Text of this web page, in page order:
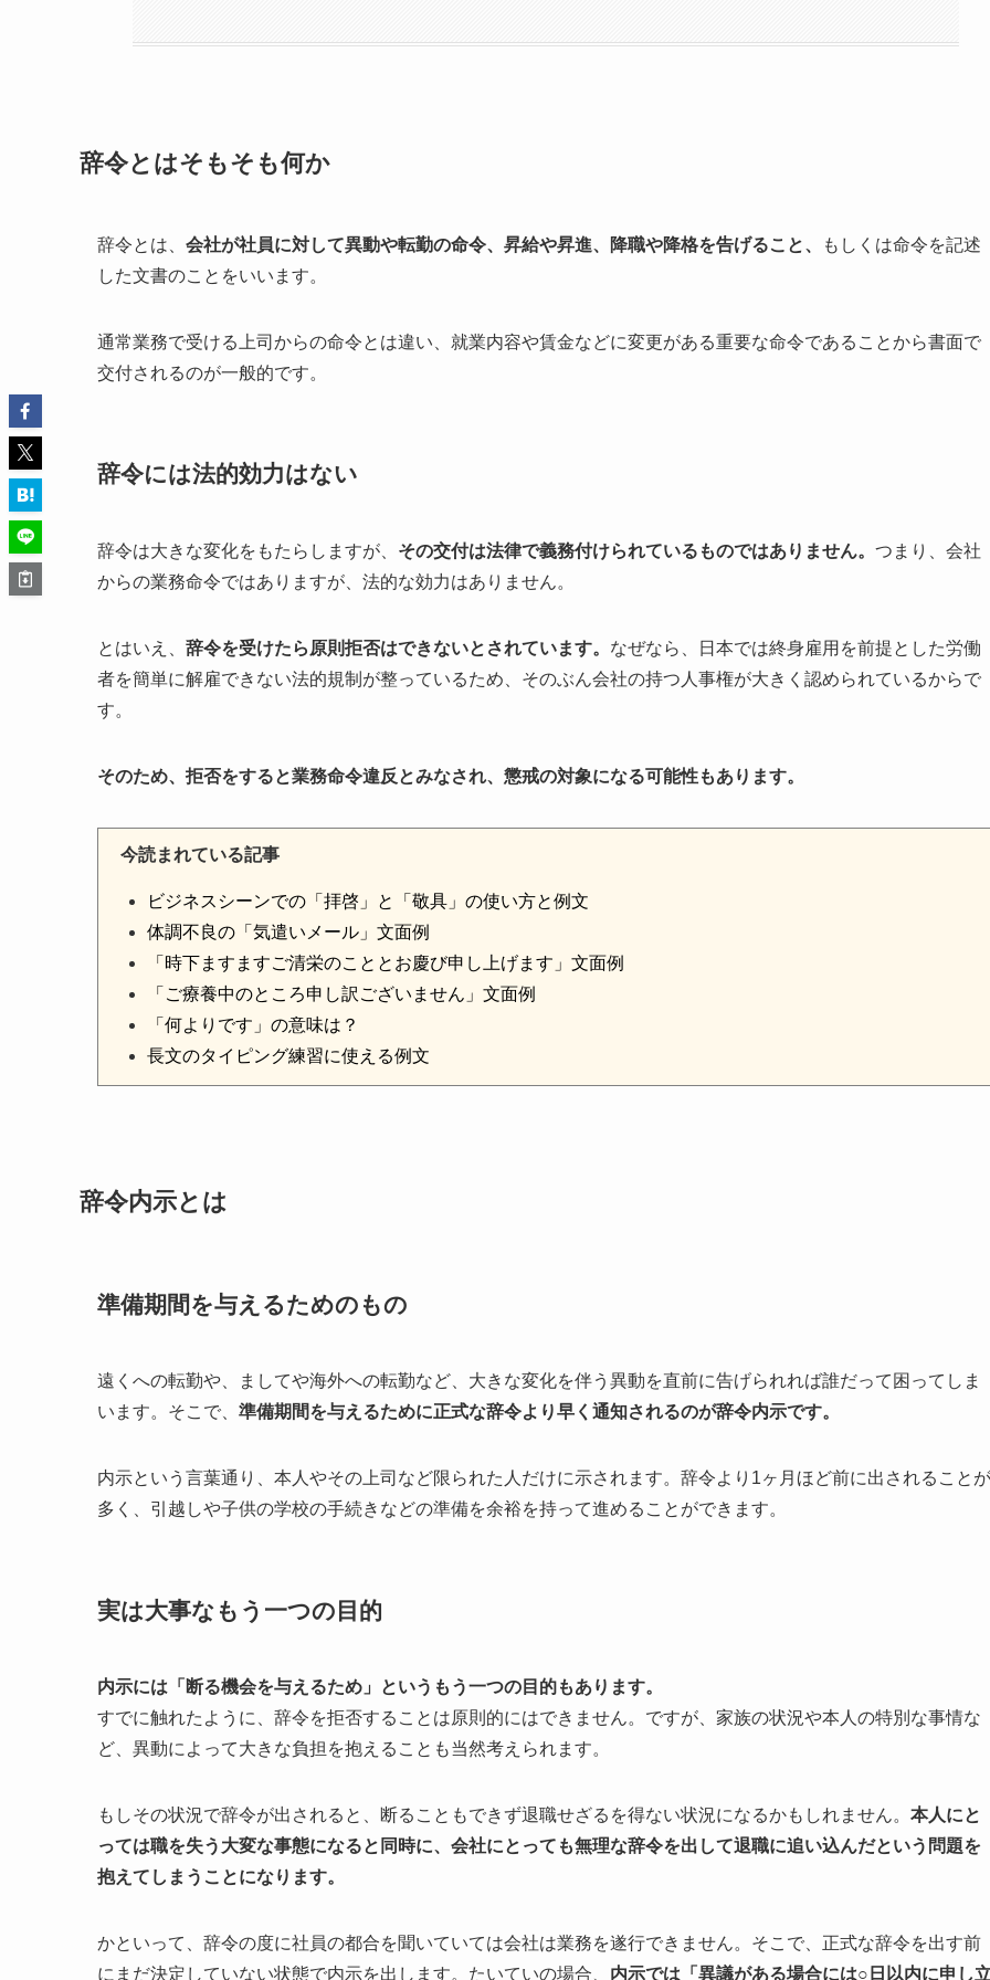
辞令とはそもそも何か
辞令とは、 会社が社員に対して異動や転勤の命令、昇給や昇進、降職や降格を告げること、
もしくは命令を記述
した文書のことをいいます。
通常業務で受ける上司からの命令とは違い、就業内容や賃金などに変更がある重要な命令であることから書面で
交付されるのが一般的です。
辞令には法的効力はない
辞令は大きな変化をもたらしますが、 その交付は法律で義務付けられているものではありません。 つまり、会社
からの業務命令ではありますが、法的な効力はありません。
とはいえ、 辞令を受けたら原則拒否はできないとされています。 なぜなら、日本では終身雇用を前提とした労働
者を簡単に解雇できない法的規制が整っているため、そのぶん会社の持つ人事権が大きく認められているからで
す。
そのため、拒否をすると業務命令違反とみなされ、懲戒の対象になる可能性もあります。
今読まれている記事
ビジネスシーンでの「拝啓」と「敬具」の使い方と例文
体調不良の「気遣いメール」文面例
「時下ますますご清栄のこととお慶び申し上げます」文面例
「ご療養中のところ申し訳ございません」文面例
「何よりです」の意味は？
長文のタイピング練習に使える例文
辞令内示とは
準備期間を与えるためのもの
遠くへの転勤や、ましてや海外への転勤など、大きな変化を伴う異動を直前に告げられれば誰だって困ってしま
います。そこで、 準備期間を与えるために正式な辞令より早く通知されるのが辞令内示です。
内示という言葉通り、本人やその上司など限られた人だけに示されます。辞令より1ヶ月ほど前に出されることが
多く、引越しや子供の学校の手続きなどの準備を余裕を持って進めることができます。
実は大事なもう一つの目的
内示には 「断る機会を与えるため」
というもう一つの目的もあります。
すでに触れたように、辞令を拒否することは原則的にはできません。ですが、家族の状況や本人の特別な事情な
ど、異動によって大きな負担を抱えることも当然考えられます。
もしその状況で辞令が出されると、断ることもできず退職せざるを得ない状況になるかもしれません。 本人にと
っては職を失う大変な事態になると同時に、会社にとっても無理な辞令を出して退職に追い込んだという問題を
抱えてしまうことになります。
かといって、辞令の度に社員の都合を聞いていては会社は業務を遂行できません。そこで、正式な辞令を出す前
にまだ決定していない状態で内示を出します。たいていの場合、 内示では 「異議がある場合には○日以内に申し